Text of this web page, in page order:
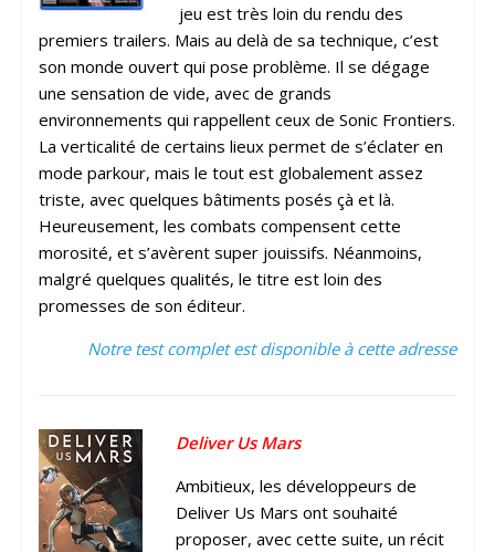
jeu est très loin du rendu des
premiers trailers. Mais au delà de sa technique, c’est
son monde ouvert qui pose problème. Il se dégage
une sensation de vide, avec de grands
environnements qui rappellent ceux de Sonic Frontiers.
La verticalité de certains lieux permet de s’éclater en
mode parkour, mais le tout est globalement assez
triste, avec quelques bâtiments posés çà et là.
Heureusement, les combats compensent cette
morosité, et s’avèrent super jouissifs. Néanmoins,
malgré quelques qualités, le titre est loin des
promesses de son éditeur.
Notre test complet est disponible à cette adresse
Deliver Us Mars
Ambitieux, les développeurs de
Deliver Us Mars ont souhaité
proposer, avec cette suite, un récit